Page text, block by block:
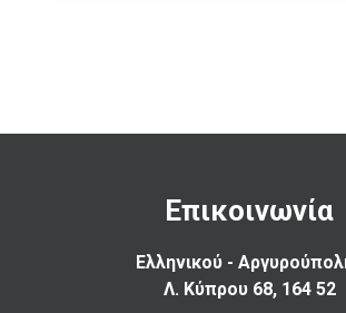
Επικοινωνία
Ελληνικού -
Λ. Κύπρου 68, 164 52